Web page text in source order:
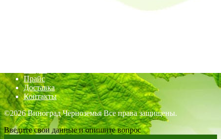
Прайс
Доставка
Контакты
©2026 Виноград Черноземья Все права защищены.
Введите свои данные и опишите вопрос